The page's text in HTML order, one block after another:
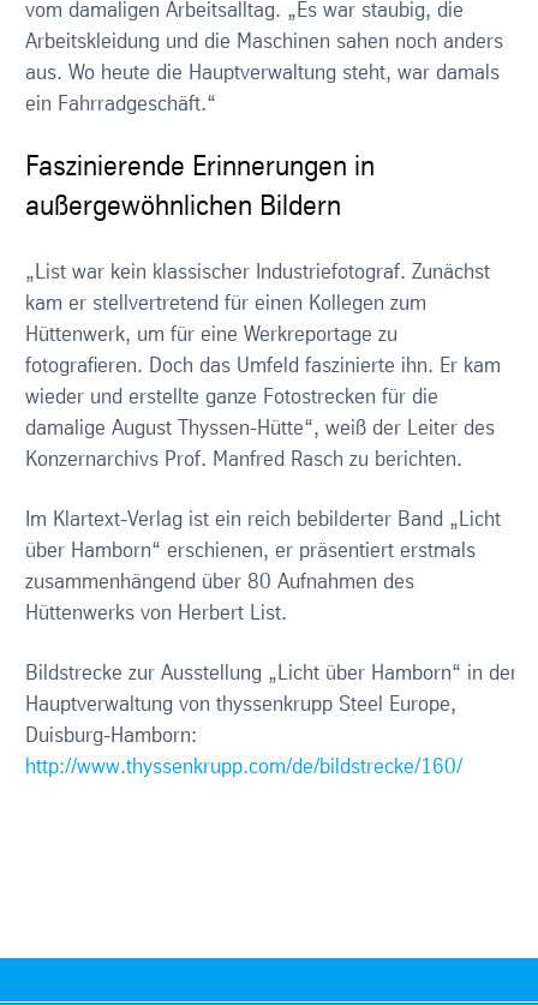
vom damaligen Arbeitsalltag. „Es war staubig, die
Arbeitskleidung und die Maschinen sahen noch anders
aus. Wo heute die Hauptverwaltung steht, war damals
ein Fahrradgeschäft.“
Faszinierende Erinnerungen in
außergewöhnlichen Bildern
„List war kein klassischer Industriefotograf. Zunächst
kam er stellvertretend für einen Kollegen zum
Hüttenwerk, um für eine Werkreportage zu
fotografieren. Doch das Umfeld faszinierte ihn. Er kam
wieder und erstellte ganze Fotostrecken für die
damalige August Thyssen-Hütte“, weiß der Leiter des
Konzernarchivs Prof. Manfred Rasch zu berichten.
Im Klartext-Verlag ist ein reich bebilderter Band „Licht
über Hamborn“ erschienen, er präsentiert erstmals
zusammenhängend über 80 Aufnahmen des
Hüttenwerks von Herbert List.
Bildstrecke zur Ausstellung „Licht über Hamborn“ in der
Hauptverwaltung von thyssenkrupp Steel Europe,
Duisburg-Hamborn:
http://www.thyssenkrupp.com/de/bildstrecke/160/